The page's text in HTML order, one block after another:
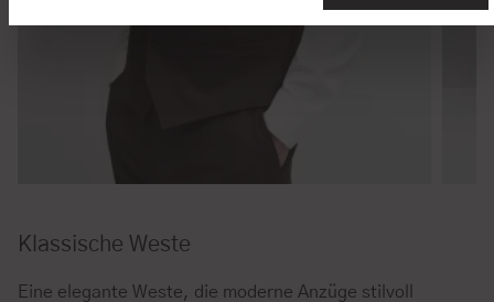
Klassische Weste
Eine elegante Weste, die moderne Anzüge stilvoll